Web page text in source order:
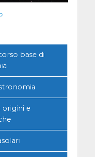
base di
origini e